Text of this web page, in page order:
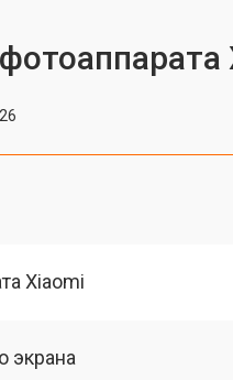
Xiaomi
экрана